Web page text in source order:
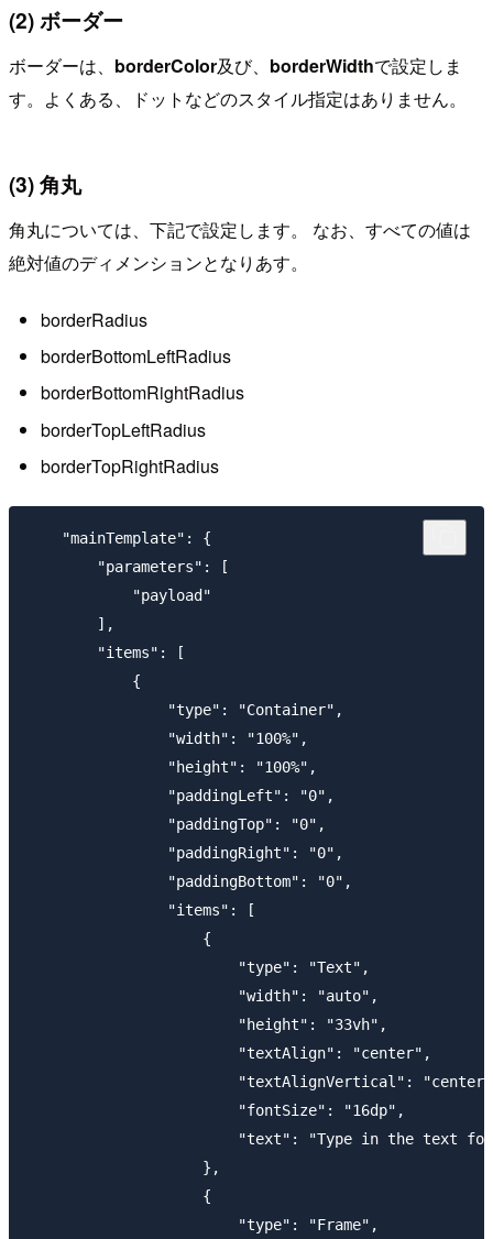
(2) ボーダー
ボーダーは、 borderColor及び、 borderWidthで設定しま
す。よくある、ドットなどのスタイル指定はありません。
(3) 角丸
角丸については、下記で設定します。 なお、すべての値は
絶対値のディメンションとなりあす。
borderRadius
borderBottomLeftRadius
borderBottomRightRadius
borderTopLeftRadius
borderTopRightRadius
    "mainTemplate": {
        "parameters": [
            "payload"
        ],
        "items": [
            {
                "type": "Container",
                "width": "100%",
                "height": "100%",
                "paddingLeft": "0",
                "paddingTop": "0",
                "paddingRight": "0",
                "paddingBottom": "0",
                "items": [
                    {
                        "type": "Text",
                        "width": "auto",
                        "height": "33vh",
                        "textAlign": "center",
"textAlignVertical":
                        "fontSize": "16dp",
"text": "Type in the text
                    },
                    {
                        "type": "Frame",